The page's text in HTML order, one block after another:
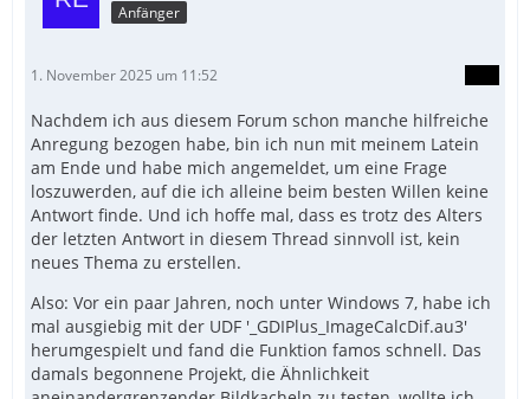
Anfänger
1. November 2025 um 11:52
Nachdem ich aus diesem Forum schon manche hilfreiche
Anregung bezogen habe, bin ich nun mit meinem Latein
am Ende und habe mich angemeldet, um eine Frage
loszuwerden, auf die ich alleine beim besten Willen keine
Antwort finde. Und ich hoffe mal, dass es trotz des Alters
der letzten Antwort in diesem Thread sinnvoll ist, kein
neues Thema zu erstellen.
Also: Vor ein paar Jahren, noch unter Windows 7, habe ich
mal ausgiebig mit der UDF '_GDIPlus_ImageCalcDif.au3'
herumgespielt und fand die Funktion famos schnell. Das
damals begonnene Projekt, die Ähnlichkeit